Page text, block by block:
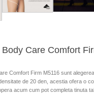
Care Comfort
Comfort Firm M5116 sunt
de 20 den, acestia ofera o
acum cum pot completa tinuta ta!